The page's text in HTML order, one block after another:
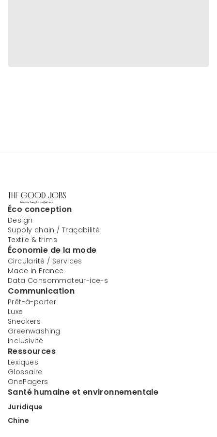
Éco conception
Design
Supply chain / Traçabilité
Textile & trims
Économie de la mode
Circularité / Services
Made in France
Data Consommateur-ice-s
Communication
Prêt-à-porter
Luxe
Sneakers
Greenwashing
Inclusivité
Ressources
Lexiques
Glossaire
OnePagers
Santé humaine et environnementale
Juridique
Chine